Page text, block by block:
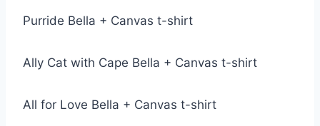
Purride Bella + Canvas t-shirt
Ally Cat with Cape Bella + Canvas t-shirt
All for Love Bella + Canvas t-shirt